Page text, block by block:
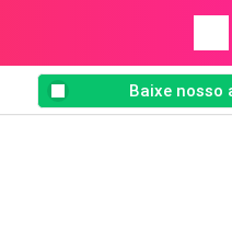
Baixe nosso